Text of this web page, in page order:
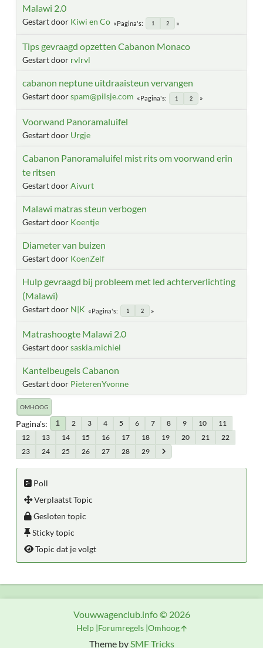
Malawi 2.0
Gestart door Kiwi en Co Pagina's 1 2
Tips gevraagd opzetten Cabanon Monaco
Gestart door rvlrvl
cabanon neptune uitdraaisteun vervangen
Gestart doorspam@pilsje.com Pagina's 1 2
Voorwand Panoramaluifel
Gestart door Urgje
Cabanon Panoramaluifel mist rits om voorwand erin
te ritsen
Gestart doorAivurt
Malawi matras steun verbogen
Gestart door Koentje
Diameter van buizen
Gestart door KoenZelf
Hulp gevraagd bij probleem met led achterverlichting
(Malawi)
Gestart door N|K Pagina's 1 2
Matrashoogte Malawi 2.0
Gestart doorsaskia.michiel
Kantelbeugels Cabanon
Gestart door PieterenYvonne
OMHOOG
Pagina's 1 2 3 4 5 6 7 8 9 10
11
12
13 14 15 16 17 18 19 20 21
22
23
24 25 26 27 28 29
Poll
Verplaatst Topic
Gesloten topic
Sticky topic
Topic dat je volgt
Theme bySMF Tricks
Vouwwagenclub.info © 2026
Help Forumregels Omhoog